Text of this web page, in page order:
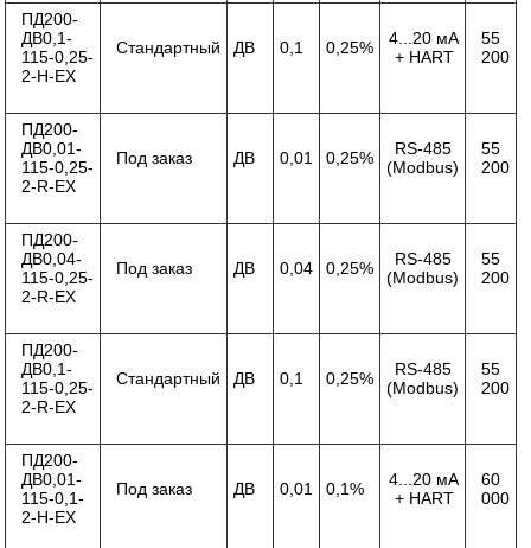
ПД200-
ДВ0,1-
115-0,25-
2-Н-ЕХ
Стандартный ДВ 0,1 0,25%
4...20 мА
+ HART
55
200
ПД200-
ДВ0,01-
115-0,25-
2-R-ЕХ
Под заказ ДВ 0,01 0,25%
RS-485
(Modbus)
55
200
ПД200-
ДВ0,04-
115-0,25-
2-R-ЕХ
Под заказ ДВ 0,04 0,25%
RS-485
(Modbus)
55
200
ПД200-
ДВ0,1-
115-0,25-
2-R-ЕХ
Стандартный ДВ 0,1 0,25%
RS-485
(Modbus)
55
200
ПД200-
ДВ0,01-
115-0,1-
2-Н-ЕХ
Под заказ ДВ 0,01 0,1%
4...20 мА
+ HART
60
000